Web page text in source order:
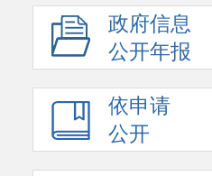
政府信息
公开年报
依申请
公开